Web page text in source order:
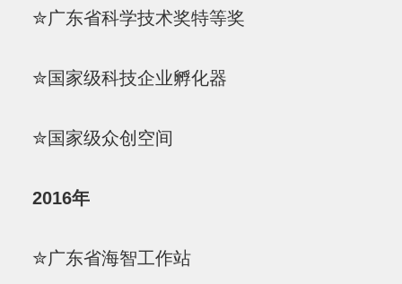
✮广东省科学技术奖特等奖
✮国家级科技企业孵化器
✮国家级众创空间
2016年
✮广东省海智工作站